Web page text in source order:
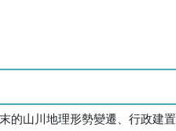
的山川地理形勢變遷、行政建